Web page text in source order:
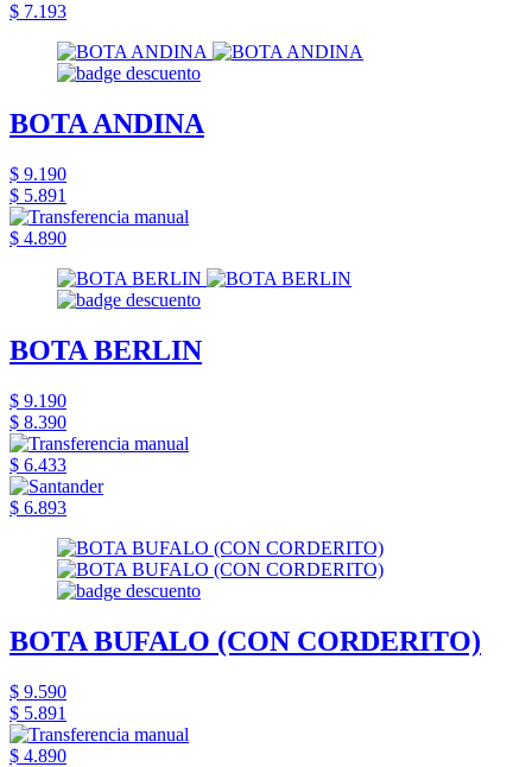
$ 7.193
BOTA ANDINA
$ 9.190
$ 5.891
$ 4.890
BOTA BERLIN
$ 9.190
$ 8.390
$ 6.433
$ 6.893
BOTA BUFALO (CON CORDERITO)
$ 9.590
$ 5.891
$ 4.890